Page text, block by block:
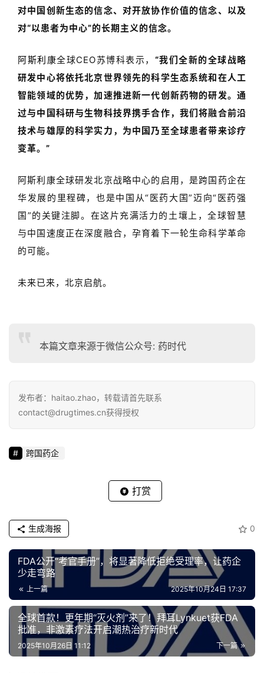
对中国创新生态的信念、对开放协作价值的信念、以及
对“以患者为中心”的长期主义的信念。
阿斯利康全球CEO苏博科表示， “我们全新的全球战略
研发中心将依托北京世界领先的科学生态系统和在人工
智能领域的优势，加速推进新一代创新药物的研发。通
过与中国科研与生物科技界携手合作，我们将融合前沿
技术与雄厚的科学实力，为中国乃至全球患者带来诊疗
变革。”
阿斯利康全球研发北京战略中心的启用，是跨国药企在
华发展的里程碑，也是中国从“ 医药大国”迈向“ 医药强
国 ”的关键注脚。在这片充满活力的土壤上，全球智慧
与中国速度正在深度融合，孕育着下一轮生命科学革命
的可能。
未来已来，北京启航。
本篇文章来源于微信公众号: 药时代
发布者：haitao.zhao，转载请首先联系
contact@drugtimes.cn获得授权
跨国药企
打赏
0
生成海报
FDA公开“考官手册”，将显著降低拒绝受理率，让药企
少走弯路
上一篇 2025年10月24日 17:37
全球首款！更年期“灭火剂”来了！拜耳Lynkuet获FDA
批准，非激素疗法开启潮热治疗新时代
下一篇
2025年10月26日 11:12